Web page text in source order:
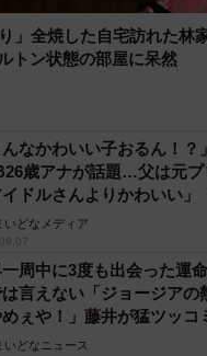
り」全焼した自宅訪れた
トン状態の部屋に呆然
んなかわいい子おるん！
歳アナが話題…父は元
イドルさんよりかわいい
いどなメディア
周中に3度も出会った運
は言えない「ジョージアの
めぇや！」藤井が猛ツッコ
いどなニュース